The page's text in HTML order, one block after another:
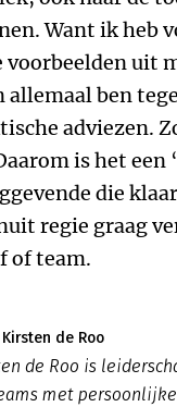
Want ik heb
voorbeelden uit
ben
adviezen.
is het een
die
regie graag
of team.
Kirsten de Roo
de Roo is
met